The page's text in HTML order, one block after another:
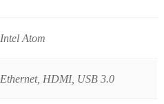
Intel Atom
Ethernet, HDMI, USB 3.0